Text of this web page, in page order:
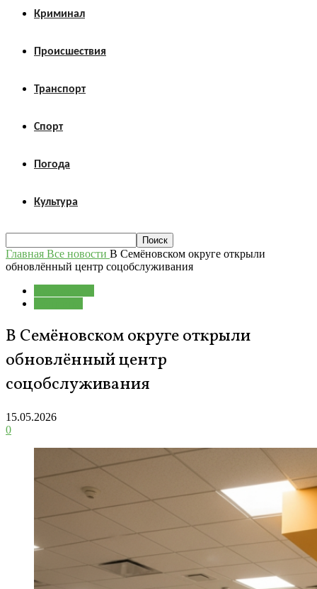
Криминал
Происшествия
Транспорт
Спорт
Погода
Культура
Главная Все новости В Семёновском округе открыли
обновлённый центр соцобслуживания
В Семёновском округе открыли
обновлённый центр
соцобслуживания
15.05.2026
0